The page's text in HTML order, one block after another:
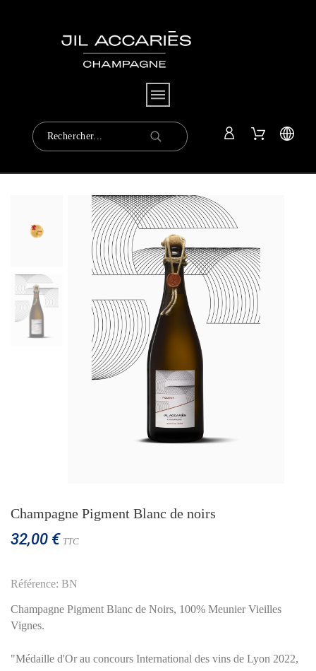
Champagne Pigment Blanc de noirs
32,00 € TTC
Référence: BN
Champagne Pigment Blanc de Noirs, 100% Meunier Vieilles
Vignes.
"Médaille d'Or au concours International des vins de Lyon 2022,